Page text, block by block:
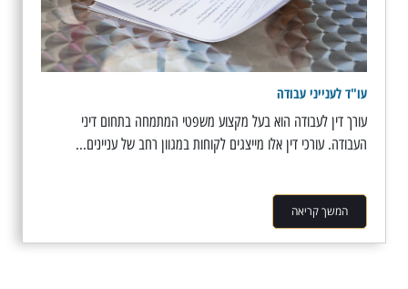
עו"ד לענייני עבודה
עורך דין לעבודה הוא בעל מקצוע משפטי המתמחה בתחום דיני
העבודה. עורכי דין אלו מייצגים לקוחות במגוון רחב של עניינים...
המשך קריאה